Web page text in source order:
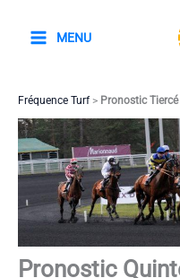
MENU
Fréquence Turf> Pronostic
Pronostic